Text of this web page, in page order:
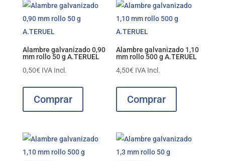
Alambre galvanizado 0,90
mm rollo 50 g A.TERUEL
0,50€ IVA Incl.
Comprar
Alambre galvanizado 1,10
mm rollo 500 g A.TERUEL
4,50€ IVA Incl.
Comprar